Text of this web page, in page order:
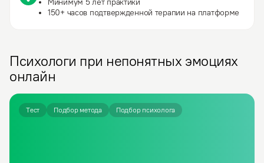
Минимум 5 лет практики
150+ часов подтвержденной терапии на платформе
Психологи при непонятных эмоциях
онлайн
Тест Подбор метода Подбор психолога